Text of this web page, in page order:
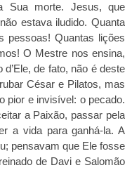
Sua morte. Jesus, que
estava iludido. Quanta
pessoas! Quantas lições
O Mestre nos ensina,
de fato, não é deste
César e Pilatos, mas
pior e invisível: o pecado.
a Paixão, passar pela
a vida para ganhá-la. A
pensavam que Ele fosse
de Davi e Salomão